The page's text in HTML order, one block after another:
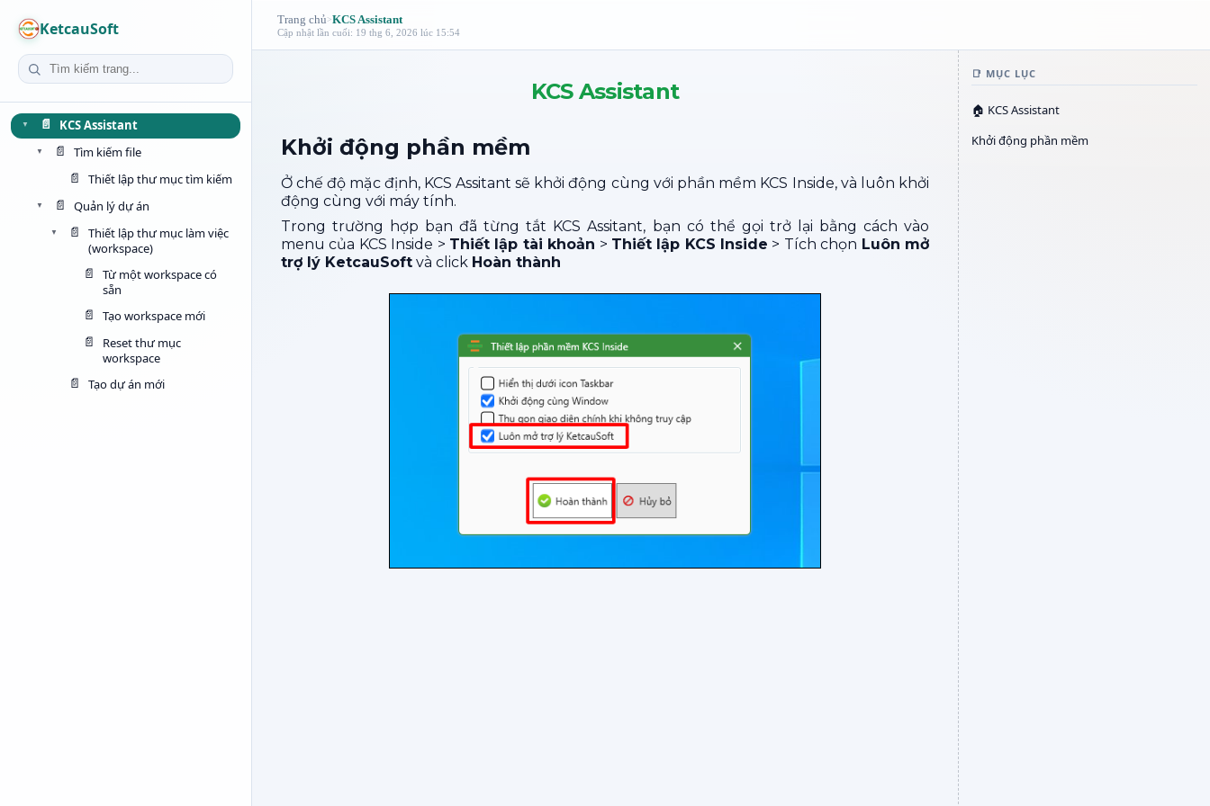
KetcauSoft
▼ 📄 KCS Assistant
▼ 📄 Tìm kiếm file
📄 Thiết lập thư mục tìm kiếm
▼ 📄 Quản lý dự án
▼ 📄
Thiết lập thư mục làm việc
(workspace)
📄
Từ một workspace có
sẵn
📄 Tạo workspace mới
📄
Reset thư mục
workspace
📄 Tạo dự án mới
Trang chủ>KCS Assistant
Cập nhật lần cuối: 19 thg 6, 2026 lúc 15:54
KCS Assistant
Khởi động phần mềm
Ở chế độ mặc định, KCS Assitant sẽ khởi động cùng với phần mềm KCS Inside, và luôn khởi
động cùng với máy tính.
Trong trường hợp bạn đã từng tắt KCS Assitant, bạn có thể gọi trở lại bằng cách vào
menu của KCS Inside > Thiết lập tài khoản > Thiết lập KCS Inside > Tích chọn Luôn mở
trợ lý KetcauSoft và click Hoàn thành
📑 MỤC LỤC
🏠 KCS Assistant
Khởi động phần mềm